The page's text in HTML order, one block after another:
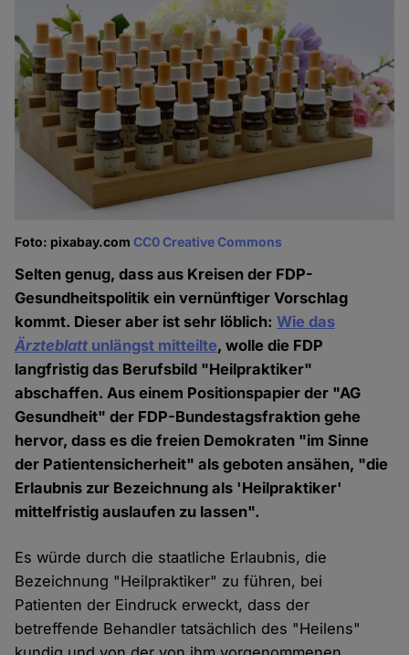
Foto: pixabay.comCC0 Creative Commons
Selten genug, dass aus Kreisen der FDP-
Gesundheitspolitik ein vernünftiger Vorschlag
kommt. Dieser aber ist sehr löblich:Wie das
Ärzteblatt unlängst mitteilte, wolle die FDP
langfristig das Berufsbild "Heilpraktiker"
abschaffen. Aus einem Positionspapier der "AG
Gesundheit" der FDP-Bundestagsfraktion gehe
hervor, dass es die freien Demokraten "im Sinne
der Patientensicherheit" als geboten ansähen, "die
Erlaubnis zur Bezeichnung als 'Heilpraktiker'
mittelfristig auslaufen zu lassen".
Es würde durch die staatliche Erlaubnis, die
Bezeichnung "Heilpraktiker" zu führen, bei
Patienten der Eindruck erweckt, dass der
betreffende Behandler tatsächlich des "Heilens"